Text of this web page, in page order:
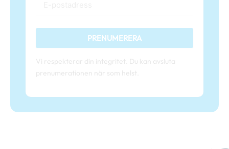
PRENUMERERA